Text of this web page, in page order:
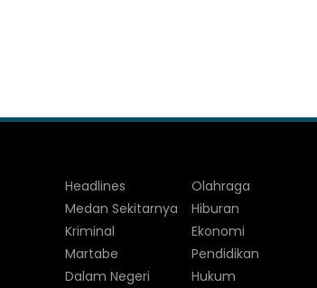
Headlines
Medan Sekitarnya
Kriminal
Martabe
Dalam Negeri
Olahraga
Hiburan
Ekonomi
Pendidikan
Hukum